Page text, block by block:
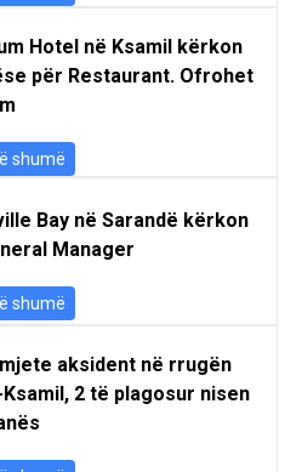
Hotel në Ksamil kërkon
për Restaurant. Ofrohet
shumë
Bay në Sarandë kërkon
Manager
shumë
aksident në rrugën
2 të plagosur nisen